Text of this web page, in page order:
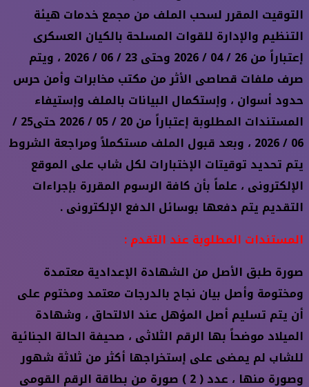
التوقيت المقرر لسحب الملف من مجمع خدمات هيئة
التنظيم والإدارة للقوات المسلحة بالكيان العسكرى
إعتباراً من 26 / 04 / 2026 وحتى 23 / 06 / 2026 ، ويتم
صرف ملفات قصاصى الأثر من مكتب مخابرات وأمن حرس
حدود أسوان ، وإستكمال البيانات بالملف وإستيفاء
المستندات المطلوبة إعتباراً من 20 / 05 / 2026 حتى25 /
06 / 2026 ، وبعد قبول الملف مستكملاً ومراجعة الشروط
يتم تحديد توقيتات الإختبارات لكل شاب على الموقع
الإلكترونى ، علماً بأن كافة الرسوم المقررة بإجراءات
التقديم يتم دفعها بوسائل الدفع الإلكترونى .
المستندات المطلوبة عند التقدم :
صورة طبق الأصل من الشهادة الإعدادية معتمدة
ومختومة وأصل بيان نجاح بالدرجات معتمد ومختوم على
أن يتم تسليم أصل المؤهل عند الالتحاق ، وشهادة
الميلاد موضحاً بها الرقم الثلاثى ، صحيفة الحالة الجنائية
للشاب لم يمضى على إستخراجها أكثر من ثلاثة شهور
وصورة منها ، عدد ( 2 ) صورة من بطاقة الرقم القومى